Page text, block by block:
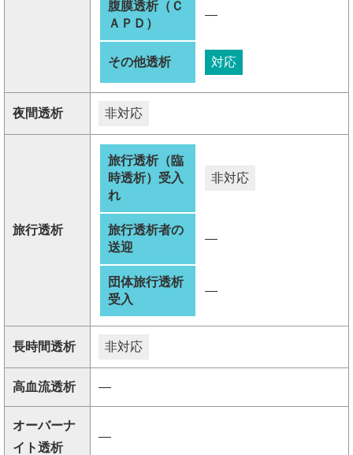
腹膜透析（Ｃ
ＡＰＤ）
―
その他透析 対応
夜間透析 非対応
旅行透析
旅行透析（臨
時透析）受入
れ
非対応
旅行透析者の
送迎
―
団体旅行透析
受入
―
長時間透析 非対応
高血流透析 ―
オーバーナ
イト透析
―